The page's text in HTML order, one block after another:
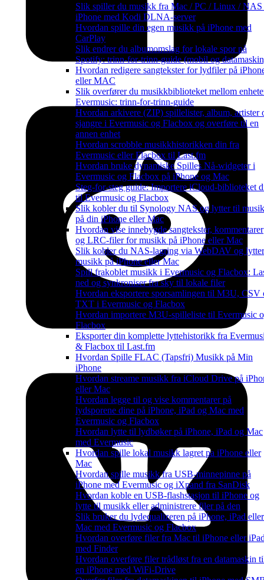
Slik spiller du musikk fra Mac / PC / Linux / NAS
iPhone med Kodi DLNA-server
Hvordan spille din egen musikk på iPhone med
CarPlay
Slik endrer du albumomslag for lokale spor på
Spotify: trinn-for-trinn-guide (mobil og
Hvordan redigere sangtekster for lydfiler på
eller MAC
Slik overfører du musikkbiblioteket mellom
Evermusic: trinn-for-trinn-guide
Hvordan arkivere (ZIP) spillelister, album, artister
sjangre i Evermusic og Flacbox og overføre til en
annen enhet
Hvordan scrobble musikkhistorikken din fra
Evermusic eller Flacbox til Last.fm
Hvordan bruke dynamiske Spilles Nå-widgeter i
Evermusic og Flacbox på iPhone og Mac
Steg-for-steg guide: Importere iCloud-biblioteket
til Evermusic og Flacbox
Slik kobler du til Synology NAS og lytter til
på din iPhone eller Mac
Hvordan vise innebygde sangtekster, kommentarer
og LRC-filer for musikk på iPhone eller Mac
Slik kobler du NAS-lagring via WebDAV og
musikk på iPhone eller Mac
Spill frakoblet musikk i Evermusic og Flacbox:
ned og synkroniser fra sky til lokale filer
Hvordan eksportere sporsamlingen til M3U, CSV
TXT i Evermusic og Flacbox
Hvordan importere M3U-spilleliste til Evermusic
Flacbox
Eksporter din komplette lyttehistorikk fra
& Flacbox til Last.fm
Hvordan Spille FLAC (Tapsfri) Musikk på Min
iPhone
Hvordan streame musikk fra iCloud Drive på
eller Mac
Hvordan legge til og vise kommentarer på
lydsporene dine på iPhone, iPad og Mac med
Evermusic og Flacbox
Hvordan lytte til lydbøker på iPhone, iPad og Mac
med Evermusic
Hvordan spille lokal musikk lagret pa iPhone eller
Mac
Hvordan spille musikk fra USB-minnepinne på
iPhone med Evermusic og iXpand fra SanDisk
Hvordan koble en USB-flashstasjon til iPhone og
lytte til musikk eller administrere filer på den
Slik bruker du lydequalizeren på iPhone, iPad eller
Mac med Evermusic og Flacbox
Hvordan overføre filer fra Mac til iPhone eller
med Finder
Hvordan overføre filer trådløst fra en datamaskin
en iPhone med WiFi-Drive